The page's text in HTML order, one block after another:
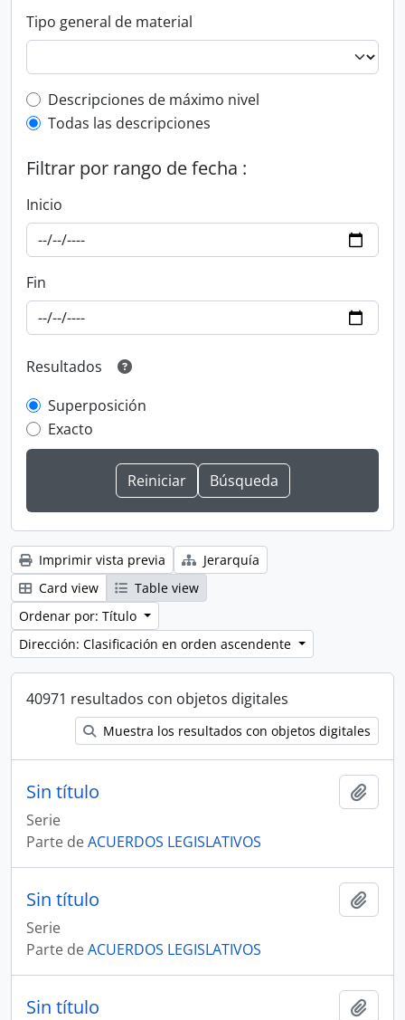
Tipo general de material
Top-level description filter
Descripciones de máximo nivel
Todas las descripciones
Filtrar por rango de fecha :
Inicio
Fin
Resultados
Superposición
Exacto
Imprimir vista previa
Jerarquía
Card view
Table view
Ordenar por: Título
Dirección: Clasificación en orden ascendente
40971 resultados con objetos digitales
Muestra los resultados con objetos digitales
Sin título
Serie
Parte deACUERDOS LEGISLATIVOS
Sin título
Serie
Parte deACUERDOS LEGISLATIVOS
Sin título